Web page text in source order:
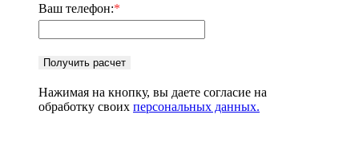
Ваш телефон:*
Получить расчет
Нажимая на кнопку, вы даете согласие на
обработку своих персональных данных.